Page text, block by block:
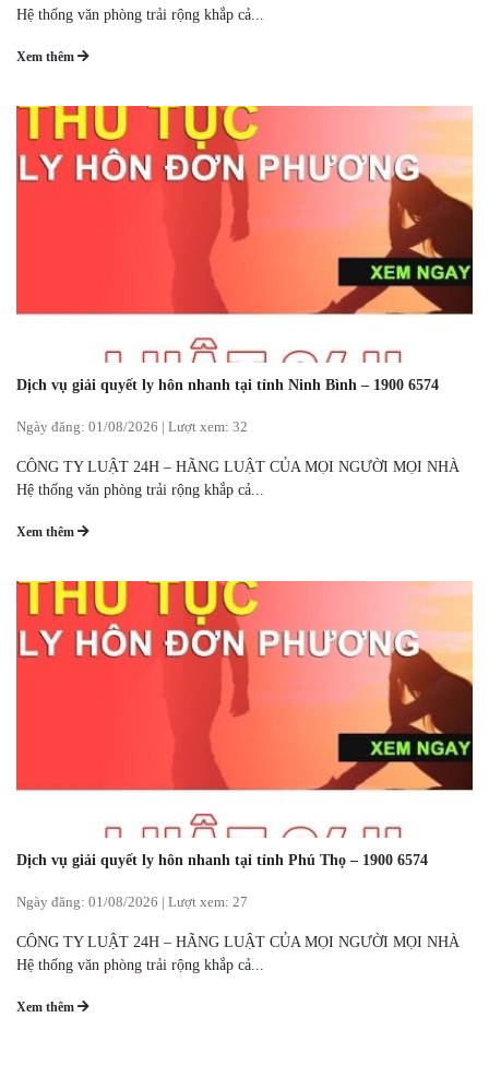
Hệ thống văn phòng trải rộng khắp cả...
Xem thêm
Dịch vụ giải quyết ly hôn nhanh tại tỉnh Ninh Bình – 1900 6574
Ngày đăng: 01/08/2026 | Lượt xem: 32
CÔNG TY LUẬT 24H – HÃNG LUẬT CỦA MỌI NGƯỜI MỌI NHÀ
Hệ thống văn phòng trải rộng khắp cả...
Xem thêm
Dịch vụ giải quyết ly hôn nhanh tại tỉnh Phú Thọ – 1900 6574
Ngày đăng: 01/08/2026 | Lượt xem: 27
CÔNG TY LUẬT 24H – HÃNG LUẬT CỦA MỌI NGƯỜI MỌI NHÀ
Hệ thống văn phòng trải rộng khắp cả...
Xem thêm